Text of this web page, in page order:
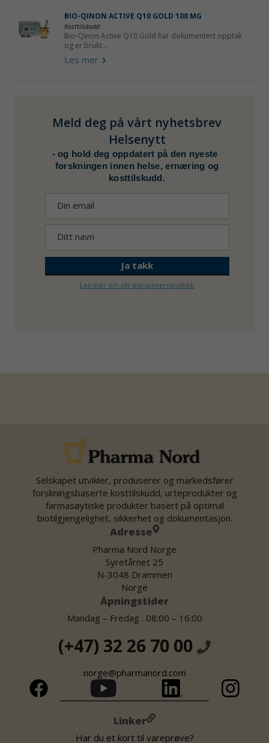
BIO-QINON ACTIVE Q10 GOLD 100 MG
Kosttilskudd
Bio-Qinon Active Q10 Gold har dokumentert opptak
og er brukt...
Les mer
Meld deg på vårt nyhetsbrev
Helsenytt
-og hold deg oppdatert på den nyeste
forskningen innen helse, ernæring og
kosttilskudd.
Les mer om vår personvernpolitikk
Selskapet utvikler, produserer og markedsfører
forskningsbaserte kosttilskudd, urteprodukter og
farmasøytiske produkter basert på optimal
biotilgjengelighet, sikkerhet og dokumentasjon.
Adresse
Pharma Nord Norge
Syretårnet 25
N-3048 Drammen
Norge
Åpningstider
Mandag – Fredag : 08:00 – 16:00
(+47) 32 26 70 00
norge@pharmanord.com
Linker
Har du et kort til vareprøve?